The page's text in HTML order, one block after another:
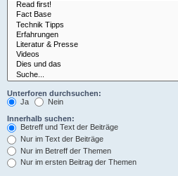
Unterforen durchsuchen:
Ja
Nein
Innerhalb suchen:
Betreff und Text der Beiträge
Nur im Text der Beiträge
Nur im Betreff der Themen
Nur im ersten Beitrag der Themen